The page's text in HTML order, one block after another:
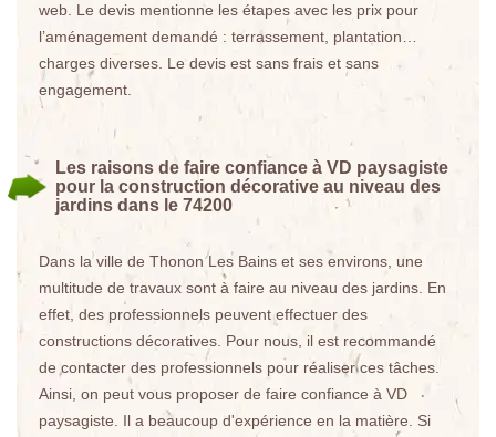
web. Le devis mentionne les étapes avec les prix pour
l’aménagement demandé : terrassement, plantation…
charges diverses. Le devis est sans frais et sans
engagement.
Les raisons de faire confiance à VD paysagiste
pour la construction décorative au niveau des
jardins dans le 74200
Dans la ville de Thonon Les Bains et ses environs, une
multitude de travaux sont à faire au niveau des jardins. En
effet, des professionnels peuvent effectuer des
constructions décoratives. Pour nous, il est recommandé
de contacter des professionnels pour réaliser ces tâches.
Ainsi, on peut vous proposer de faire confiance à VD
paysagiste. Il a beaucoup d'expérience en la matière. Si